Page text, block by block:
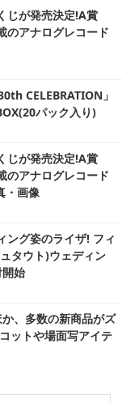
じが発売決定!A賞
のアナログレコード
CELEBRATION」
パック入り)
じが発売決定!A賞
のアナログレコード
・画像
ング姿のライザ! フィ
タウト)ウェディン
始
、多数の新商品がズ
ットや場面写アイテ